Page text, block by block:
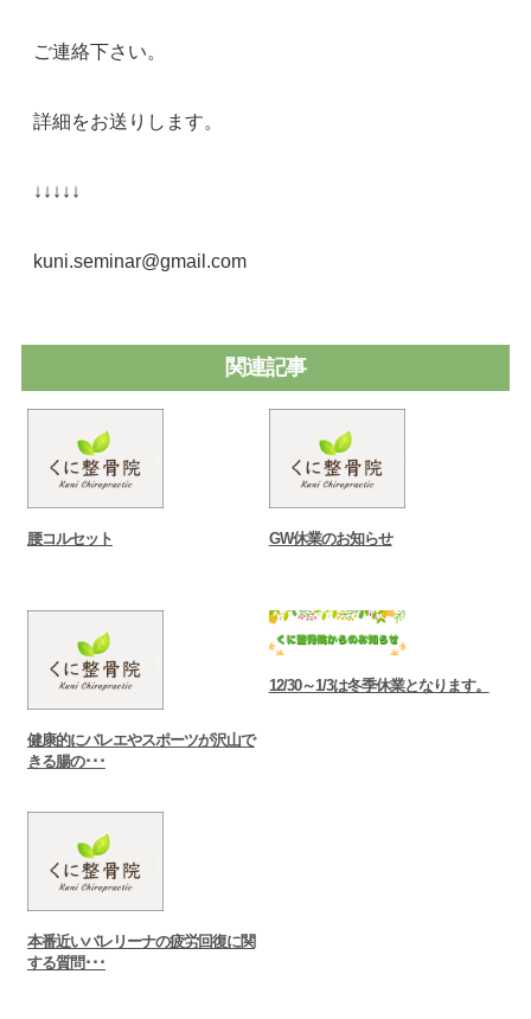
ご連絡下さい。
詳細をお送りします。
↓↓↓↓↓
kuni.seminar@gmail.com
関連記事
腰コルセット GW休業のお知らせ
健康的にバレエやスポーツが沢山で
きる腸の･･･
12/30～1/3は冬季休業となります。
本番近いバレリーナの疲労回復に関
する質問･･･